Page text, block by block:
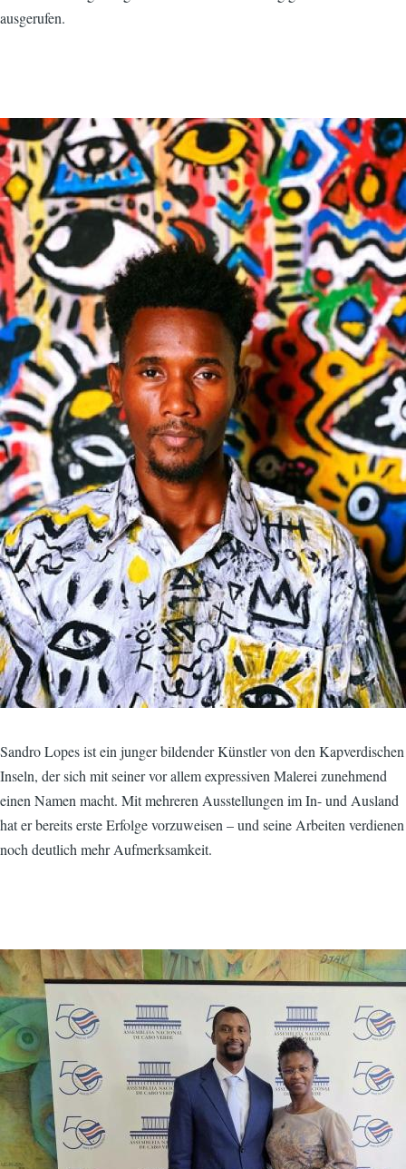
ausgerufen.
Sandro Lopes ist ein junger bildender Künstler von den Kapverdischen
Inseln, der sich mit seiner vor allem expressiven Malerei zunehmend
einen Namen macht. Mit mehreren Ausstellungen im In- und Ausland
hat er bereits erste Erfolge vorzuweisen – und seine Arbeiten verdienen
noch deutlich mehr Aufmerksamkeit.